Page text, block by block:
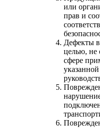
или
прав и
Дефекты
целью, не
сфере